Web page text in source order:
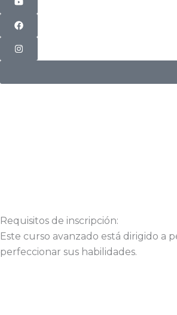
Requisitos de inscripción:
Este curso avanzado está dirigido a
perfeccionar sus habilidades.